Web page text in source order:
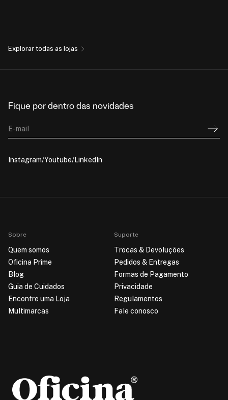
Explorar todas as lojas
Fique por dentro das novidades
E-mail
Instagram Youtube LinkedIn
Sobre
Quem somos
Oficina Prime
Blog
Guia de Cuidados
Encontre uma Loja
Multimarcas
Suporte
Trocas & Devoluções
Pedidos & Entregas
Formas de Pagamento
Privacidade
Regulamentos
Fale conosco